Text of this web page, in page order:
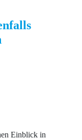
Einblick in